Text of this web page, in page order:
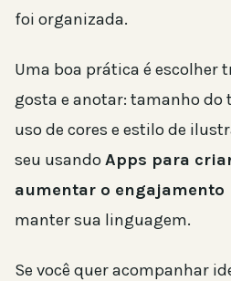
foi organizada.
Uma boa prática é escolher
gosta e anotar: tamanho
uso de cores e estilo de
seu usandoApps para
aumentar o engajamento
manter sua linguagem.
Se você quer acompanhar